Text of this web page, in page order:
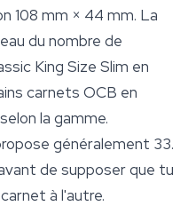
108 mm × 44 mm. La
du nombre de
King Size Slim en
carnets OCB en
la gamme.
généralement 33.
de supposer que tu
à l'autre.